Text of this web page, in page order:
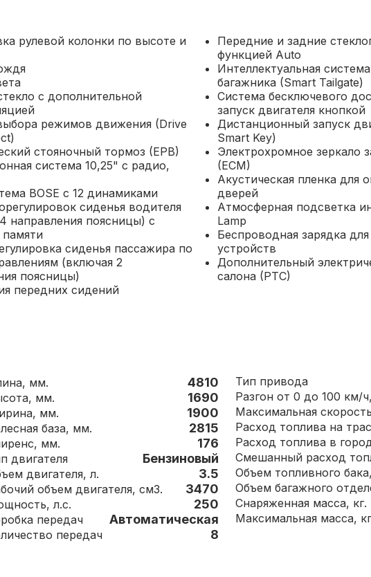
рулевой колонки по высоте и
с дополнительной
режимов движения (Drive
стояночный тормоз (EPB)
система 10,25" с радио,
BOSE c 12 динамиками
сиденья водителя
направления поясницы) с
сиденья пассажира по
(включая 2
поясницы)
передних сидений
Передние и задние
функцией Auto
Интеллектуальная
багажника (Smart Tailgate)
Система бесключевого
запуск двигателя кнопкой
Дистанционный запуск
Smart Key)
Электрохромное зеркало
(ECM)
Акустическая пленка для
дверей
Атмосферная подсветка
Lamp
Беспроводная зарядка
устройств
Дополнительный
салона (PTC)
Длина, мм. 4810
Высота, мм. 1690
Ширина, мм. 1900
Колесная база, мм. 2815
Клиренс, мм. 176
Тип двигателя Бензиновый
Объем двигателя, л. 3.5
Рабочий объем двигателя, см3. 3470
Мощность, л.с. 250
Коробка передач Автоматическая
Количество передач 8
Тип привода
Разгон от 0 до 100 км/
Расход топлива на
Расход топлива в
Смешанный расход
Снаряженная масса, кг.
Максимальная